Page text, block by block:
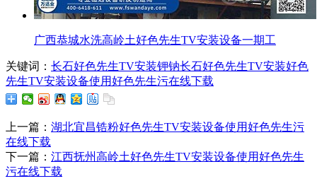
广西恭城水洗高岭土好色先生TV安装设备一期工
关键词： 长石好色先生TV安装钾钠长石好色先生TV安装好色
先生TV安装设备使用好色先生污在线下载
上一篇： 湖北宜昌锆粉好色先生TV安装设备使用好色先生污
在线下载
下一篇： 江西抚州高岭土好色先生TV安装设备使用好色先生
污在线下载